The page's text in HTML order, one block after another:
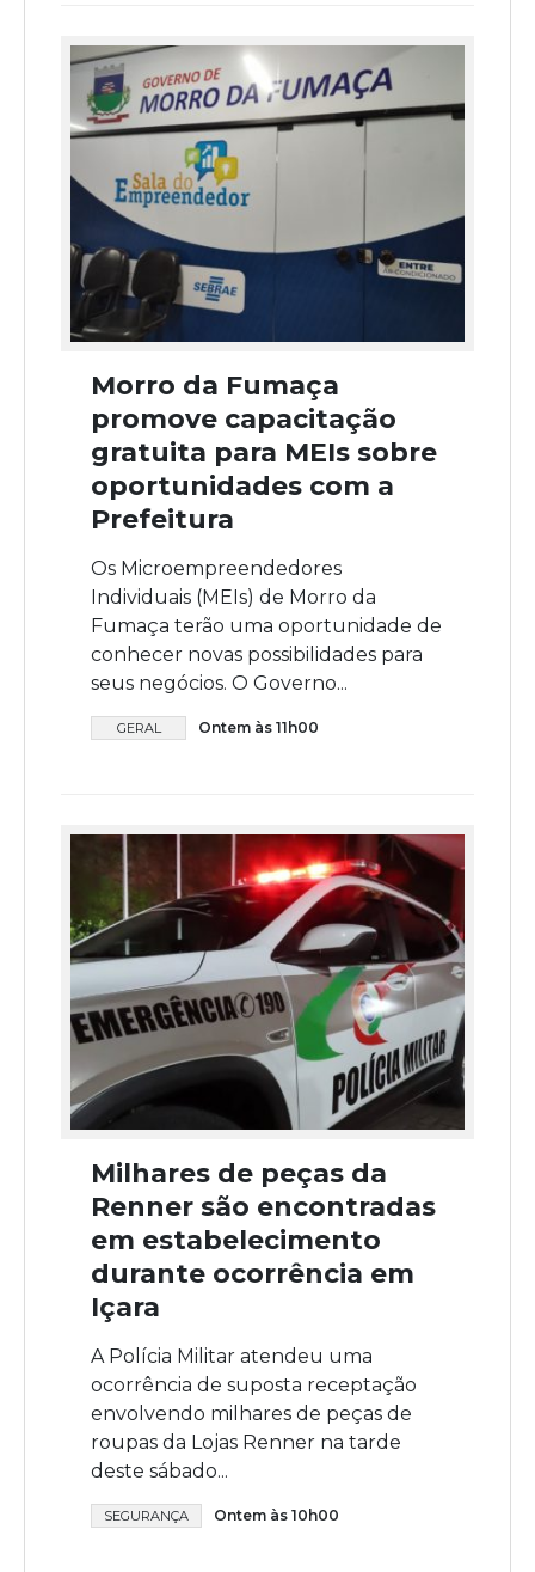
Morro da Fumaça
promove capacitação
gratuita para MEIs sobre
oportunidades com a
Prefeitura
Os Microempreendedores
Individuais (MEIs) de Morro da
Fumaça terão uma oportunidade de
conhecer novas possibilidades para
seus negócios. O Governo...
GERAL Ontem às 11h00
Milhares de peças da
Renner são encontradas
em estabelecimento
durante ocorrência em
Içara
A Polícia Militar atendeu uma
ocorrência de suposta receptação
envolvendo milhares de peças de
roupas da Lojas Renner na tarde
deste sábado...
SEGURANÇA Ontem às 10h00